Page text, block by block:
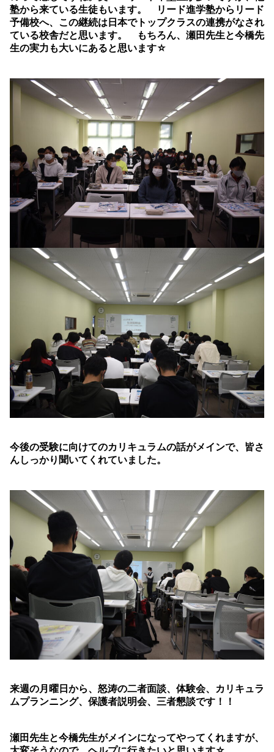
塾から来ている生徒もいます。 リード進学塾からリード
予備校へ、この継続は日本でトップクラスの連携がなされ
ている校舎だと思います。 もちろん、瀬田先生と今橋先
生の実力も大いにあると思います☆
今後の受験に向けてのカリキュラムの話がメインで、皆さ
んしっかり聞いてくれていました。
来週の月曜日から、怒涛の二者面談、体験会、カリキュラ
ムプランニング、保護者説明会、三者懇談です！！
瀬田先生と今橋先生がメインになってやってくれますが、